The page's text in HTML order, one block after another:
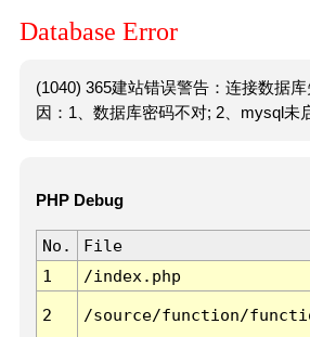
Database Error
(1040) 365建站错误警告：连接数据
因：1、数据库密码不对; 2、mysql未
PHP Debug
No. File
1
/index.php
2 /source/function/